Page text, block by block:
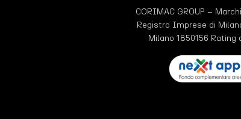
CORIMAC GROUP –
Registro Imprese di
Milano 1850156 Rating